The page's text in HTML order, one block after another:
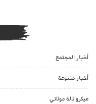
أخبار المجتمع
أخبار متنوعة
ميكرو لالة مولاتي